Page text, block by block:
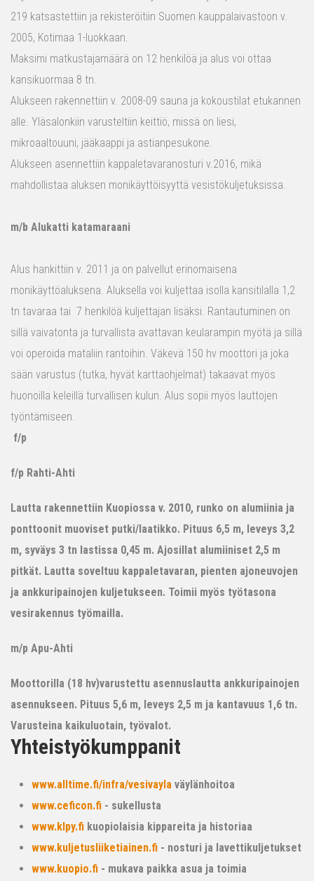
219 katsastettiin ja rekisteröitiin Suomen kauppalaivastoon v.
2005, Kotimaa 1-luokkaan.
Maksimi matkustajamäärä on 12 henkilöä ja alus voi ottaa
kansikuormaa 8 tn.
Alukseen rakennettiin v. 2008-09 sauna ja kokoustilat etukannen
alle. Yläsalonkiin varusteltiin keittiö, missä on liesi,
mikroaaltouuni, jääkaappi ja astianpesukone.
Alukseen asennettiin kappaletavaranosturi v.2016, mikä
mahdollistaa aluksen monikäyttöisyyttä vesistökuljetuksissa.
m/b Alukatti katamaraani
Alus hankittiin v. 2011 ja on palvellut erinomaisena
monikäyttöaluksena. Aluksella voi kuljettaa isolla kansitilalla 1,2
tn tavaraa tai 7 henkilöä kuljettajan lisäksi. Rantautuminen on
sillä vaivatonta ja turvallista avattavan keularampin myötä ja sillä
voi operoida mataliin rantoihin. Väkevä 150 hv moottori ja joka
sään varustus (tutka, hyvät karttaohjelmat) takaavat myös
huonoilla keleillä turvallisen kulun. Alus sopii myös lauttojen
työntämiseen.
f/p
f/p Rahti-Ahti
Lautta rakennettiin Kuopiossa v. 2010, runko on alumiinia ja
ponttoonit muoviset putki/laatikko. Pituus 6,5 m, leveys 3,2
m, syväys 3 tn lastissa 0,45 m. Ajosillat alumiiniset 2,5 m
pitkät. Lautta soveltuu kappaletavaran, pienten ajoneuvojen
ja ankkuripainojen kuljetukseen. Toimii myös työtasona
vesirakennus työmailla.
m/p Apu-Ahti
Moottorilla (18 hv)varustettu asennuslautta ankkuripainojen
asennukseen. Pituus 5,6 m, leveys 2,5 m ja kantavuus 1,6 tn.
Varusteina kaikuluotain, työvalot.
Yhteistyökumppanit
www.alltime.fi/infra/vesivayla väylänhoitoa
www.ceficon.fi - sukellusta
www.klpy.fi kuopiolaisia kippareita ja historiaa
www.kuljetusliiketiainen.fi - nosturi ja lavettikuljetukset
www.kuopio.fi - mukava paikka asua ja toimia